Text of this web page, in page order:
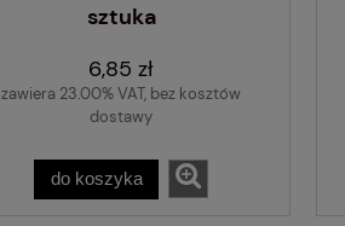
sztuka
6,85 zł
zawiera 23.00% VAT, bez kosztów
dostawy
do koszyka